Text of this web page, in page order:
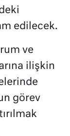
edilecek.
ve
ilişkin
görev